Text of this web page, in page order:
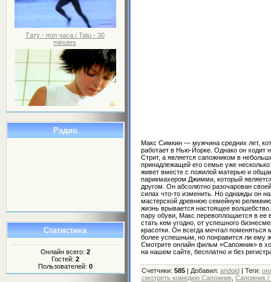
Тату - пол часа / Tatu - 30
minutes
Радио
Статистика
Онлайн всего: 2
Гостей: 2
Пользователей: 0
Макс Симкин — мужчина средних лет,
работает в Нью-Йорке. Однако он ходит
Стрит, а является сапожником в
принадлежащей его семье уже
живет вместе с пожилой матерью и
парикмахером Джимми, который
другом. Он абсолютно разочарован
силах что-то изменить. Но однажды он
мастерской древнюю семейную
жизнь врывается настоящее
пару обуви, Макс перевоплощается в ее
стать кем угодно, от успешного
красотки. Он всегда мечтал поменяться
более успешным, но понравится ли ему
Смотрите онлайн фильм «Сапожник» в
на нашем сайте, бесплатно и без
Счетчики: 585| Добавил: andoid | Теги:
смотреть комедию Сапожник, Сапожник /